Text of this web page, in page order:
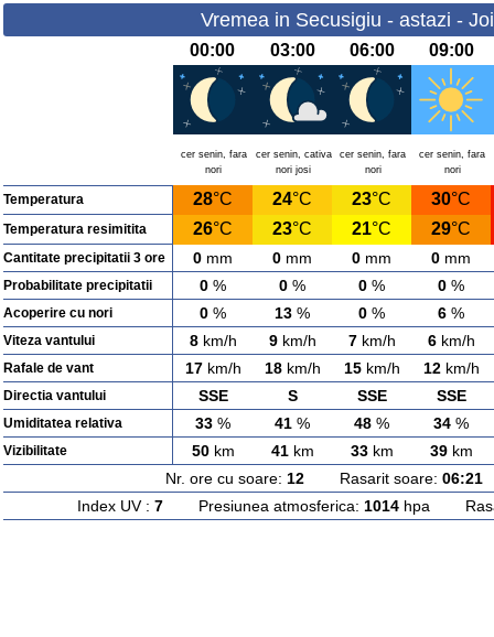
Vremea in Secusigiu - astazi -
00:00 03:00 06:00 09:00
cer senin, fara
nori
cer senin, cativa
nori josi
cer senin, fara
nori
cer senin, fara
nori
Temperatura 28°C 24°C 23°C 30°C
Temperatura resimitita 26°C 23°C 21°C 29°C
Cantitate precipitatii 3 ore 0 mm 0 mm 0 mm 0 mm
Probabilitate precipitatii 0 % 0 % 0 % 0 %
Acoperire cu nori 0 % 13 % 0 % 6 %
Viteza vantului 8km/h 9km/h 7km/h 6km/h
Rafale de vant 17km/h 18km/h 15km/h 12km/h
Directia vantului SSE S SSE SSE
Umiditatea relativa 33 % 41 % 48 % 34 %
Vizibilitate 50km 41km 33km 39km
Nr. ore cu soare: 12Rasarit soare: 06:21
Index UV : 7 Presiunea atmosferica: 1014 hpa